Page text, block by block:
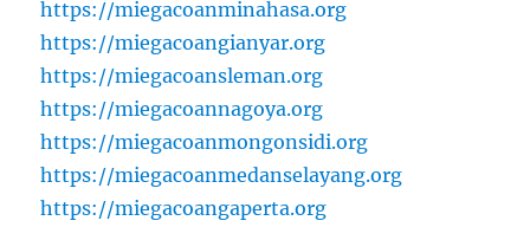
https://miegacoanminahasa.org
https://miegacoangianyar.org
https://miegacoansleman.org
https://miegacoannagoya.org
https://miegacoanmongonsidi.org
https://miegacoanmedanselayang.org
https://miegacoangaperta.org